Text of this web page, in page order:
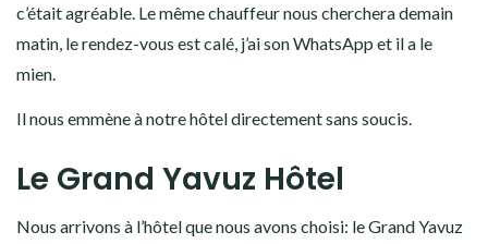
c’était agréable. Le même chauffeur nous cherchera demain
matin, le rendez-vous est calé, j’ai son WhatsApp et il a le
mien.
Il nous emmène à notre hôtel directement sans soucis.
Le Grand Yavuz Hôtel
Nous arrivons à l’hôtel que nous avons choisi: le Grand Yavuz